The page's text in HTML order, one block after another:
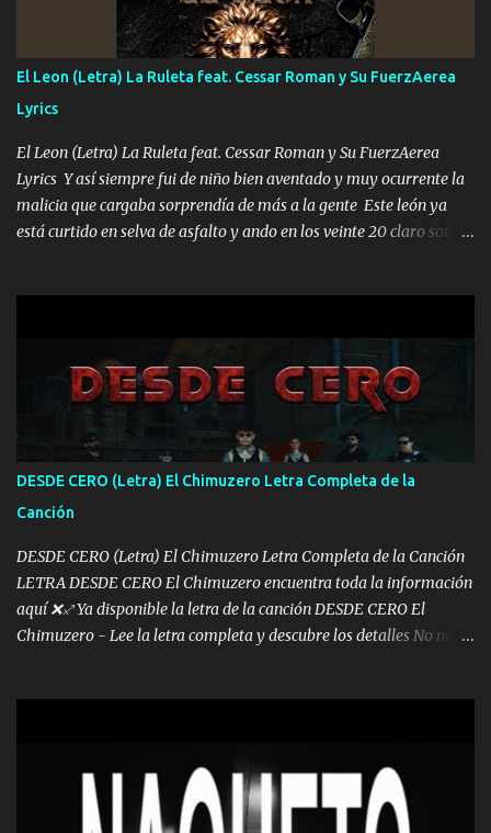
ahí está el Hombre Cuarenta y también Pariente 7 arreglan
cualquier problema no más es cuestión que ordené NOS HACE
FALTA UN HERMANO DE CLAVE ERA EL 24 SIEMPRE FUE UN
HOMBRE VALIENTE POR ALGO M'URIÓ PELEAND0 SIEMPRE
VIO POR LA FAMILIA PARA QUE SIGA EL LEGADO Es el DOS de
los HERMANOS un cerebro inteligente y com...
El Leon (Letra) La Ruleta feat. Cessar Roman y Su FuerzAerea
Lyrics
El Leon (Letra) La Ruleta feat. Cessar Roman y Su FuerzAerea
Lyrics Y así siempre fui de niño bien aventado y muy ocurrente la
malicia que cargaba sorprendía de más a la gente Este león ya
está curtido en selva de asfalto y ando en los veinte 20 claro son
pa más pues hay charola les voy a dar hasta topar pues no hay de
otra Música Surcando bien mi camino voy por mi línea no veo a
los lados aquel que no corre vuela no se me duerm voy chicoteado
Ya pasé varias hazañas ya tienen rato que me agarran el colmillo
de este León los estatales no sé esperaron Al tiro esta la PrimiZa
también la nueve que cargo al lado doy la mano al que su amigo y
al traicionero damos pa abajo Y No me paran aquí hay pa más
pues hay charola les voy a dar hasta topar pues no hay de otra...
DESDE CERO (Letra) El Chimuzero Letra Completa de la
Canción
DESDE CERO (Letra) El Chimuzero Letra Completa de la Canción
LETRA DESDE CERO El Chimuzero encuentra toda la información
aquí ❌♐ Ya disponible la letra de la canción DESDE CERO El
Chimuzero - Lee la letra completa y descubre los detalles No nací
❌ www.elnorteduro.com ❌ Yo No limito los Sueños , si no existe
Uno pues Hallamos Modos , Si me caigo me Levanto, Aprendo Del
Error Y me sacudo El Lodo ❌ www.elnorteduro.com ❌ El Dinero